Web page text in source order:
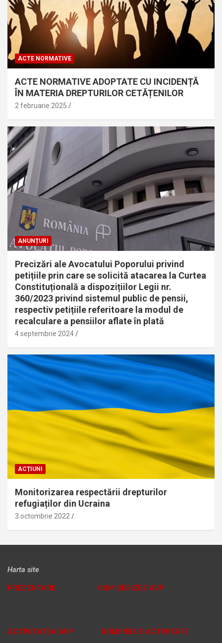
ACTE NORMATIVE
ACTE NORMATIVE ADOPTATE CU INCIDENȚĂ
ÎN MATERIA DREPTURILOR CETĂȚENILOR
2 februarie 2025
ANUNȚURI
Precizări ale Avocatului Poporului privind
petițiile prin care se solicită atacarea la Curtea
Constituțională a dispozițiilor Legii nr.
360/2023 privind sistemul public de pensii,
respectiv petițiile referitoare la modul de
recalculare a pensiilor aflate în plată
4 septembrie 2024
ACȚIUNI
Monitorizarea respectării drepturilor
refugiaților din Ucraina
3 octombrie 2022
Harta site
PREZENTARE CUM SESIZEZ AVP
ACTIVITATEA AVP DOMENII DE ACTIVITATE